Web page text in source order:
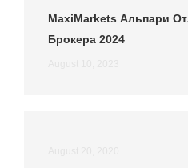
MaxiMarkets Альпари
Брокера 2024